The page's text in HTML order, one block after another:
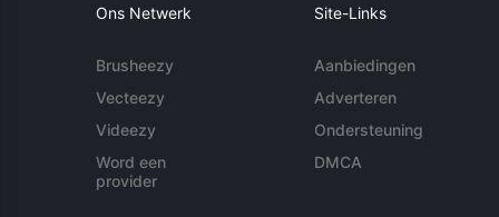
Ons Netwerk
Brusheezy
Vecteezy
Videezy
Word een
provider
Site-Links
Aanbiedingen
Adverteren
Ondersteuning
DMCA